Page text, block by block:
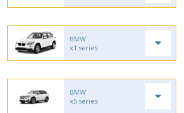
BMW
x1 series
BMW
x5 series